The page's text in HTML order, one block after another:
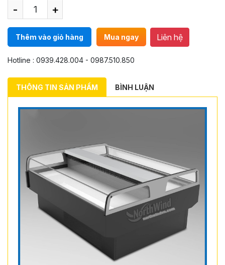
- +
Thêm vào giỏ hàng Mua ngay Liên hệ
Hotline : 0939.428.004 - 0987.510.850
THÔNG TIN SẢN PHẨM BÌNH LUẬN